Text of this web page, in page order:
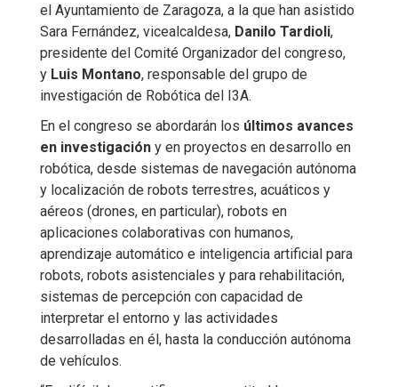
el Ayuntamiento de Zaragoza, a la que han asistido
Sara Fernández, vicealcaldesa, Danilo Tardioli,
presidente del Comité Organizador del congreso,
y Luis Montano, responsable del grupo de
investigación de Robótica del I3A.
En el congreso se abordarán los últimos avances
en investigación y en proyectos en desarrollo en
robótica, desde sistemas de navegación autónoma
y localización de robots terrestres, acuáticos y
aéreos (drones, en particular), robots en
aplicaciones colaborativas con humanos,
aprendizaje automático e inteligencia artificial para
robots, robots asistenciales y para rehabilitación,
sistemas de percepción con capacidad de
interpretar el entorno y las actividades
desarrolladas en él, hasta la conducción autónoma
de vehículos.